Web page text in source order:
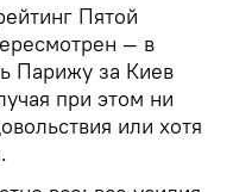
Пятой
— в
Парижу за Киев
при этом ни
или хотя